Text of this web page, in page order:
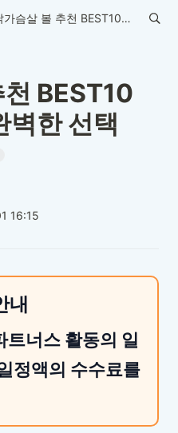
닭가슴살 볼 추천 BEST10 후기 리뷰 란 완벽한 선택
BEST10
벽한 선택
16:15
내
트너스 활동의 일
정액의 수수료를